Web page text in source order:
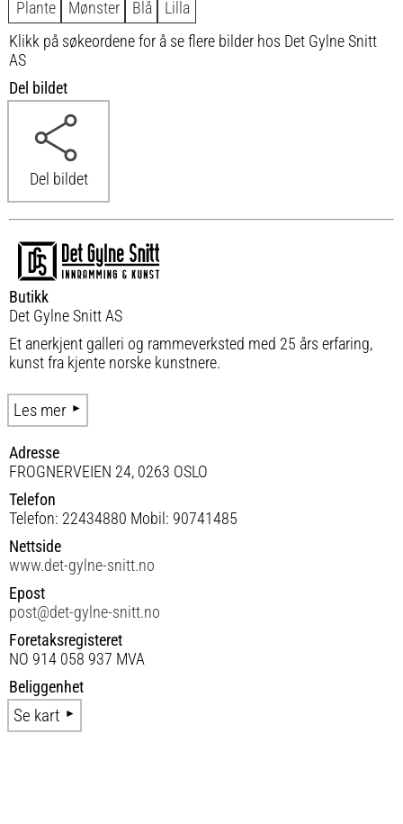
Plante Mønster Blå
Lilla
Klikk på søkeordene for å se flere bilder hos Det Gylne Snitt
AS
Del bildet
Del bildet
Butikk
Det Gylne Snitt AS
Et anerkjent galleri og rammeverksted med 25 års erfaring,
kunst fra kjente norske kunstnere.
Les mer
Adresse
FROGNERVEIEN 24, 0263 OSLO
Telefon
Telefon: 22434880 Mobil: 90741485
Nettside
www.det-gylne-snitt.no
Epost
post@det-gylne-snitt.no
Foretaksregisteret
NO 914 058 937 MVA
Beliggenhet
Se kart